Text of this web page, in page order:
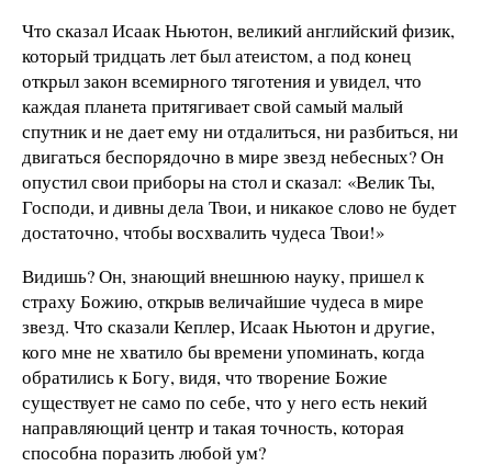
Что сказал Исаак Ньютон, великий английский физик,
который тридцать лет был атеистом, а под конец
открыл закон всемирного тяготения и увидел, что
каждая планета притягивает свой самый малый
спутник и не дает ему ни отдалиться, ни разбиться, ни
двигаться беспорядочно в мире звезд небесных? Он
опустил свои приборы на стол и сказал: «Велик Ты,
Господи, и дивны дела Твои, и никакое слово не будет
достаточно, чтобы восхвалить чудеса Твои!»
Видишь? Он, знающий внешнюю науку, пришел к
страху Божию, открыв величайшие чудеса в мире
звезд. Что сказали Кеплер, Исаак Ньютон и другие,
кого мне не хватило бы времени упоминать, когда
обратились к Богу, видя, что творение Божие
существует не само по себе, что у него есть некий
направляющий центр и такая точность, которая
способна поразить любой ум?